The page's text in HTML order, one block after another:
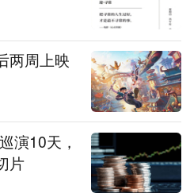
两周上映
演10天，
片